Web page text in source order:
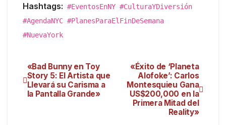
Hashtags: #EventosEnNY #CulturaYDiversión
#AgendaNYC #PlanesParaElFinDeSemana
#NuevaYork
«Éxito de ‘Planeta
Alofoke’: Carlos
Montesquieu Gana
US$200,000 en la
Primera Mitad del
Reality»
«Bad Bunny en Toy
Story 5: El Artista que
Llevará su Carisma a
la Pantalla Grande»